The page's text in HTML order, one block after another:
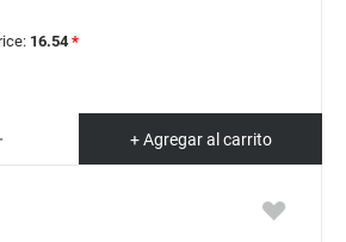
16.54 *
+ Agregar al carrito